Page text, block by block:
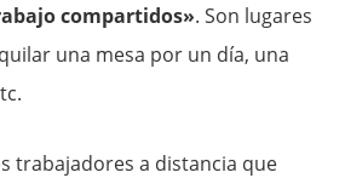
compartidos». Son lugares
una mesa por un día, una
trabajadores a distancia que